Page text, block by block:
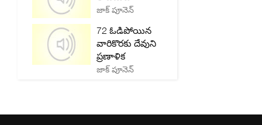
జాక్ పూనెన్
72 ఓడిపోయిన
వారికొరకు దేవుని
ప్రణాళిక
జాక్ పూనెన్